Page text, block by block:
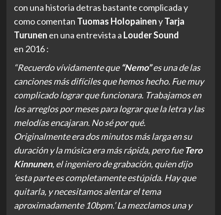
con una historia detras bastante complicada y
como comentan Tuomas HolopainenyTarja
Turunen en una entrevista a Louder Sound
en 2016 :
“Recuerdo vívidamente que“Nemo”es una de las
canciones más difíciles que hemos hecho. Fue muy
complicado lograr que funcionara. Trabajamos en
los arreglos por meses para lograr que la letra y las
melodías encajaran. No sé por qué.
Originalmente era dos minutos más larga en su
duración y la música era más rápida, pero fueTero
Kinnunen, el ingeniero de grabación, quien dijo
‘esta parte es completamente estúpida. Hay que
quitarla, y necesitamos alentar el tema
aproximadamente 10bpm.’ La mezclamos una y